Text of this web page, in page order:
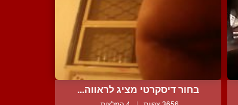
בחור דיסקרטי מציג לראווה...